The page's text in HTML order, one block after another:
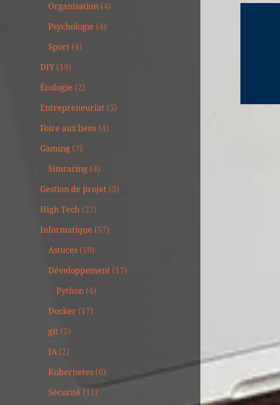
Organisation (4)
Psychologie (4)
Sport (4)
DIY (19)
Écologie (2)
Entrepreneuriat (5)
Foire aux liens (4)
Gaming (7)
Simracing (4)
Gestion de projet (3)
High Tech (27)
Informatique (57)
Astuces (10)
Développement (17)
Python (4)
Docker (17)
git (5)
IA(2)
Kubernetes (6)
Sécurité (11)